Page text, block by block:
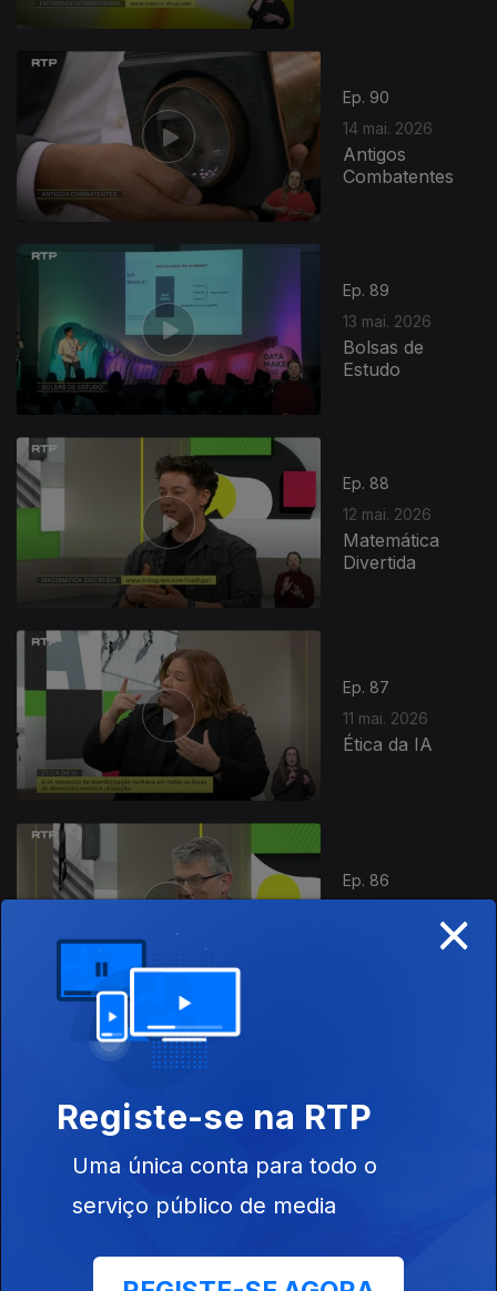
Ep. 90
14 mai. 2026
Antigos
Combatentes
Ep. 89
13 mai. 2026
Bolsas de
Estudo
Ep. 88
12 mai. 2026
Matemática
Divertida
Ep. 87
11 mai. 2026
Ética da IA
Ep. 86
927546
A Importância
Ep. 84
06 mai. 2026
×
Registe-se na RTP
Uma única conta para todo o
serviço público de media